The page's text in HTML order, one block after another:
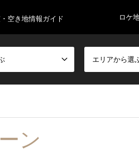
空き地情報ガイド ロケ
エリアから選
ン